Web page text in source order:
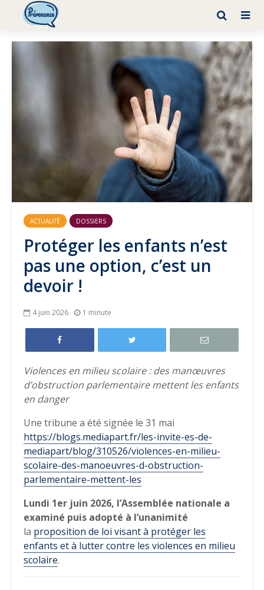
ACTUALITÉ DOSSIERS
Protéger les enfants n’est
pas une option, c’est un
devoir !
4 juin 2026 1 minute
Violences en milieu scolaire : des manœuvres
d’obstruction parlementaire mettent les enfants
en danger
Une tribune a été signée le 31 mai
https://blogs.mediapart.fr/les-invite-es-de-
mediapart/blog/310526/violences-en-milieu-
scolaire-des-manoeuvres-d-obstruction-
parlementaire-mettent-les
Lundi 1er juin 2026, l’Assemblée nationale a
examiné puis adopté à l’unanimité
la proposition de loi visant à protéger les
enfants et à lutter contre les violences en milieu
scolaire.